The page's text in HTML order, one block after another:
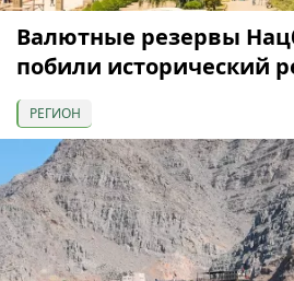
Валютные резервы
побили исторический
РЕГИОН